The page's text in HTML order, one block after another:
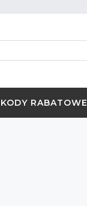
KODY RABATOWE